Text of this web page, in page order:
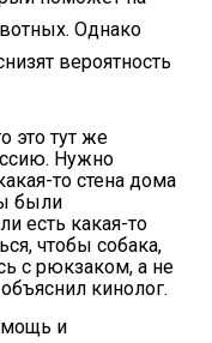
Однако
вероятность
это тут же
Нужно
то стена дома
были
есть какая-то
чтобы собака,
с рюкзаком, а не
кинолог.
и